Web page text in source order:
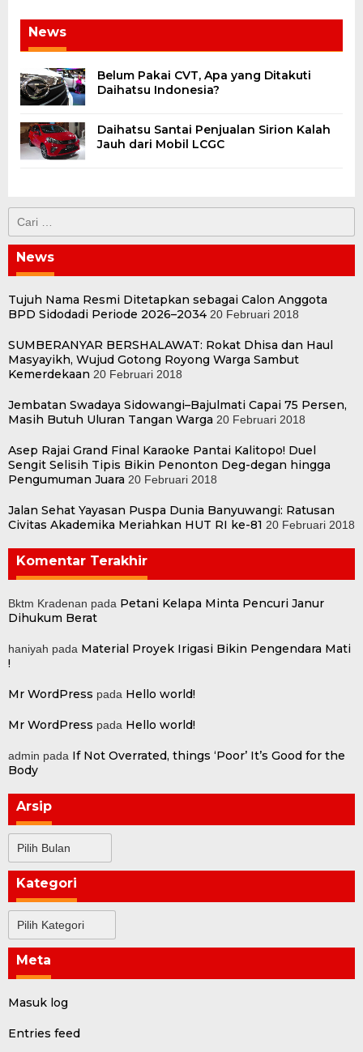
News
Belum Pakai CVT, Apa yang Ditakuti
Daihatsu Indonesia?
Daihatsu Santai Penjualan Sirion Kalah
Jauh dari Mobil LCGC
untuk:
News
Tujuh Nama Resmi Ditetapkan sebagai Calon Anggota
BPD Sidodadi Periode 2026–2034 20 Februari 2018
SUMBERANYAR BERSHALAWAT: Rokat Dhisa dan Haul
Masyayikh, Wujud Gotong Royong Warga Sambut
Kemerdekaan 20 Februari 2018
Jembatan Swadaya Sidowangi–Bajulmati Capai 75 Persen,
Masih Butuh Uluran Tangan Warga 20 Februari 2018
Asep Rajai Grand Final Karaoke Pantai Kalitopo! Duel
Sengit Selisih Tipis Bikin Penonton Deg-degan hingga
Pengumuman Juara 20 Februari 2018
Jalan Sehat Yayasan Puspa Dunia Banyuwangi: Ratusan
Civitas Akademika Meriahkan HUT RI ke-81 20 Februari 2018
Komentar Terakhir
Bktm Kradenan pada Petani Kelapa Minta Pencuri Janur
Dihukum Berat
haniyah pada Material Proyek Irigasi Bikin Pengendara Mati
!
Mr WordPress pada Hello world!
Mr WordPress pada Hello world!
admin pada If Not Overrated, things ‘Poor’ It’s Good for the
Body
Arsip
Kategori
Meta
Masuk log
Entries feed